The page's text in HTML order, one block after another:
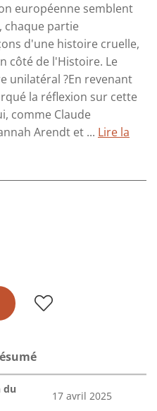
européenne semblent
chaque partie
d'une histoire cruelle,
côté de l'Histoire. Le
unilatéral ?En revenant
la réflexion sur cette
comme Claude
Arendt et ... Lire la
du
17 avril 2025